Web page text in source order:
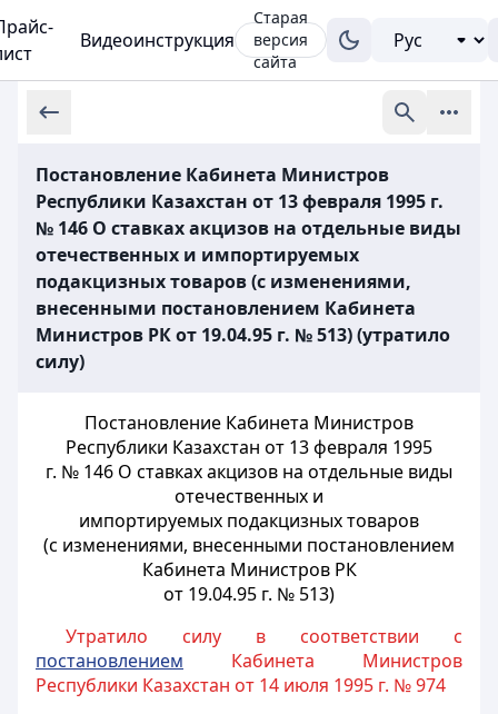
Видеоинструкция
Старая
версия
сайта
Постановление Кабинета Министров
Республики Казахстан от 13 февраля 1995 г.
№ 146 О ставках акцизов на отдельные виды
отечественных и импортируемых
подакцизных товаров (с изменениями,
внесенными постановлением Кабинета
Министров РК от 19.04.95 г. № 513) (утратило
силу)
Постановление Кабинета Министров
Республики Казахстан от 13 февраля 1995
г. № 146 О ставках акцизов на отдельные виды
отечественных и
импортируемых подакцизных товаров
(с изменениями, внесенными постановлением
Кабинета Министров РК
от 19.04.95 г. № 513)
Утратило силу в соответствии с
постановлением Кабинета Министров
Республики Казахстан от 14 июля 1995 г. № 974